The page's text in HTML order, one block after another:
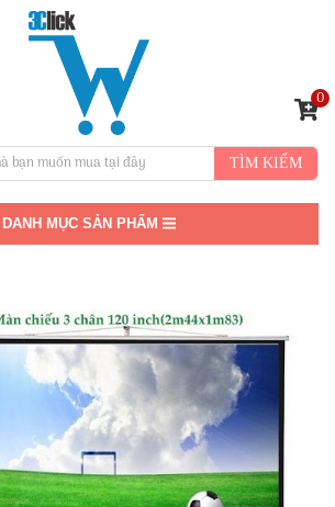
TÌM KIẾM
0
DANH MỤC SẢN PHẨM